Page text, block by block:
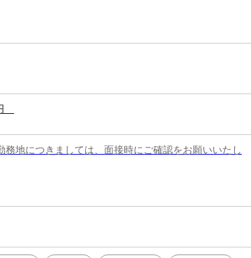
務地につきましては、面接時にご確認をお願いいたし